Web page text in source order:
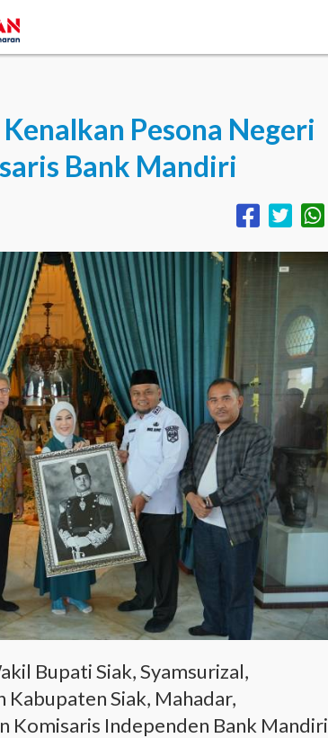
Pesona Negeri
Bank Mandiri
Bupati Siak, Syamsurizal,
Siak, Mahadar,
Komisaris Independen Bank Mandiri